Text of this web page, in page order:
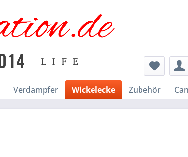
Verdampfer Wickelecke Zubehör